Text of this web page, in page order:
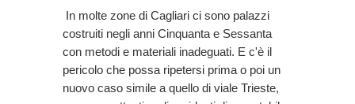
In molte zone di Cagliari ci sono palazzi
costruiti negli anni Cinquanta e Sessanta
con metodi e materiali inadeguati. E c'è il
pericolo che possa ripetersi prima o poi un
nuovo caso simile a quello di viale Trieste,